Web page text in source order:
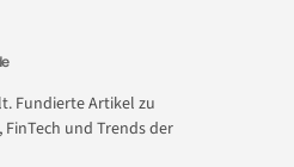
Fundierte Artikel zu
FinTech und Trends der